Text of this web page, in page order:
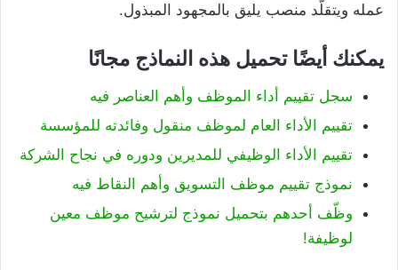
عمله ويتقلّد منصب يليق بالمجهود المبذول.
يمكنك أيضًا تحميل هذه النماذج مجانًا
سجل تقييم أداء الموظف وأهم العناصر فيه
تقييم الأداء العام لموظف منقول وفائدته للمؤسسة
تقييم الأداء الوظيفي للمديرين ودوره في نجاح الشركة
نموذج تقييم موظف التسويق وأهم النقاط فيه
وظّف أحدهم بتحميل نموذج لترشيح موظف معين
لوظيفة!